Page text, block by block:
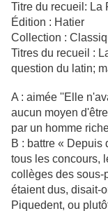
Titre du recueil: La
Édition : Hatier
Collection :
Titres du recueil :
question du latin;
A : aimée ''Elle
aucun moyen
par un homme
B : battre « Depuis
tous les concours,
collèges des sous-
étaient dus, disait-
Piquedent, ou